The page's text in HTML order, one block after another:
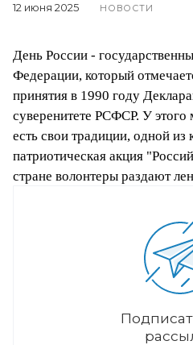
12 июня 2025 НОВОСТИ
День России -
Федерации, который
принятия в 1990 году
суверенитете РСФСР. У
есть свои традиции, одной из
патриотическая акция
стране волонтеры раздают